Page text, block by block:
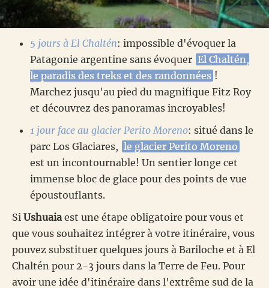
5 jours à El Chaltén: impossible d'évoquer la
Patagonie argentine sans évoquer El Chaltén,
le paradis des treks et des randonnées !
Marchez jusqu'au pied du magnifique Fitz Roy
et découvrez des panoramas incroyables!
1 jour face au glacier Perito Moreno: situé dans le
parc Los Glaciares, le glacier Perito Moreno
est un incontournable! Un sentier longe cet
immense bloc de glace pour des points de vue
époustouflants.
Si Ushuaiaest une étape obligatoire pour vous et
que vous souhaitez intégrer à votre itinéraire, vous
pouvez substituer quelques jours à Bariloche et à El
Chaltén pour 2-3 jours dans la Terre de Feu. Pour
avoir une idée d'itinéraire dans l'extrême sud de la